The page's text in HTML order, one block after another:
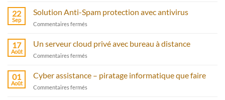
automatisée
22
Sep
Solution Anti-Spam protection avec antivirus
Commentaires fermés
Anti-
Spam
protection
antivirus
17
Août
Un serveur cloud privé avec bureau à distance
Commentaires fermés
serveur
cloud
privé
01
Août
Cyber assistance – piratage informatique que faire
Commentaires fermés